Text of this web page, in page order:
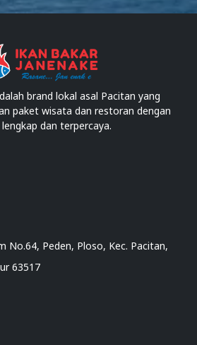
brand lokal asal Pacitan yang
paket wisata dan restoran dengan
dan terpercaya.
No.64, Peden, Ploso, Kec. Pacitan,
63517